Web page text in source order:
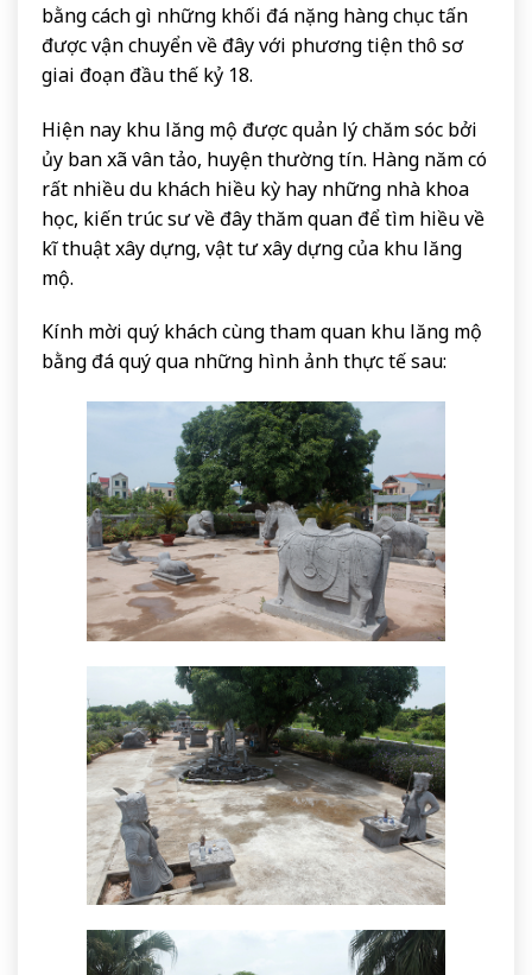
bằng cách gì những khối đá nặng hàng chục tấn
được vận chuyển về đây với phương tiện thô sơ
giai đoạn đầu thế kỷ 18.
Hiện nay khu lăng mộ được quản lý chăm sóc bởi
ủy ban xã vân tảo, huyện thường tín. Hàng năm có
rất nhiều du khách hiều kỳ hay những nhà khoa
học, kiến trúc sư về đây thăm quan để tìm hiều về
kĩ thuật xây dựng, vật tư xây dựng của khu lăng
mộ.
Kính mời quý khách cùng tham quan khu lăng mộ
bằng đá quý qua những hình ảnh thực tế sau: